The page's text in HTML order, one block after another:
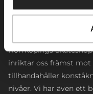
Norrköpings
inriktar oss främst
tillhandahåller
nivåer. Vi har även ett